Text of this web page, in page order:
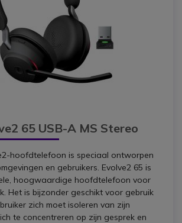
65 USB-A MS Stereo
hoofdtelefoon is speciaal ontworpen
en gebruikers. Evolve2 65 is
hoogwaardige hoofdtelefoon voor
Het is bijzonder geschikt voor gebruik
zich moet isoleren van zijn
te concentreren op zijn gesprek en